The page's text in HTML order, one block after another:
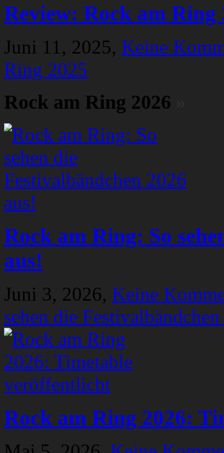
Review: Rock am Ring
Juni 11, 2025, Keine
Ring 2025
Rock am Ring 2026
Rock am Ring: So
aus!
Juni 3, 2026, Keine
sehen die
Rock am Ring 2026: